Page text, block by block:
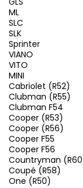
ML
SLC
SLK
Sprinter
VIANO
VITO
MINI
Cabriolet (R52)
Clubman (R55)
Clubman F54
Cooper (R53)
Cooper (R56)
Cooper F55
Cooper F56
Countryman
Coupé (R58)
One (R50)